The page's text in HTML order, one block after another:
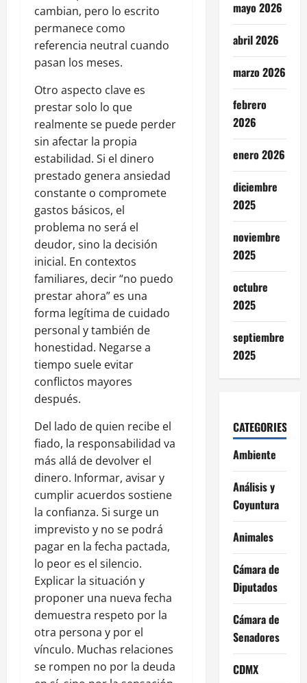
cambian, pero lo escrito
permanece como
referencia neutral cuando
pasan los meses.
Otro aspecto clave es
prestar solo lo que
realmente se puede perder
sin afectar la propia
estabilidad. Si el dinero
prestado genera ansiedad
constante o compromete
gastos básicos, el
problema no será el
deudor, sino la decisión
inicial. En contextos
familiares, decir “no puedo
prestar ahora” es una
forma legítima de cuidado
personal y también de
honestidad. Negarse a
tiempo suele evitar
conflictos mayores
después.
Del lado de quien recibe el
fiado, la responsabilidad va
más allá de devolver el
dinero. Informar, avisar y
cumplir acuerdos sostiene
la confianza. Si surge un
imprevisto y no se podrá
pagar en la fecha pactada,
lo peor es el silencio.
Explicar la situación y
proponer una nueva fecha
demuestra respeto por la
otra persona y por el
vínculo. Muchas relaciones
se rompen no por la deuda
mayo 2026
abril 2026
marzo 2026
febrero
2026
enero 2026
diciembre
2025
noviembre
2025
octubre
2025
septiembre
2025
CATEGORIES
Ambiente
Análisis y
Coyuntura
Animales
Cámara de
Diputados
Cámara de
Senadores
CDMX